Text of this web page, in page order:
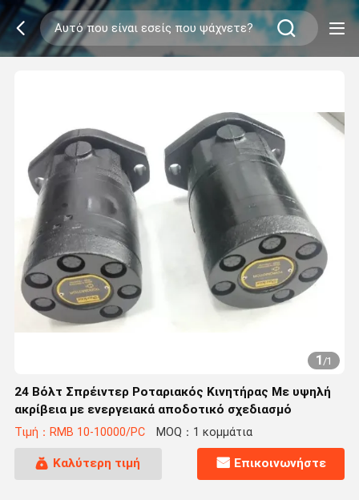
1/1
24 Βόλτ Σπρέιντερ Ροταριακός Κινητήρας Με υψηλή
ακρίβεια με ενεργειακά αποδοτικό σχεδιασμό
Τιμή：RMB 10-10000/PC MOQ：1 κομμάτια
Καλύτερη τιμή Επικοινωνήστε